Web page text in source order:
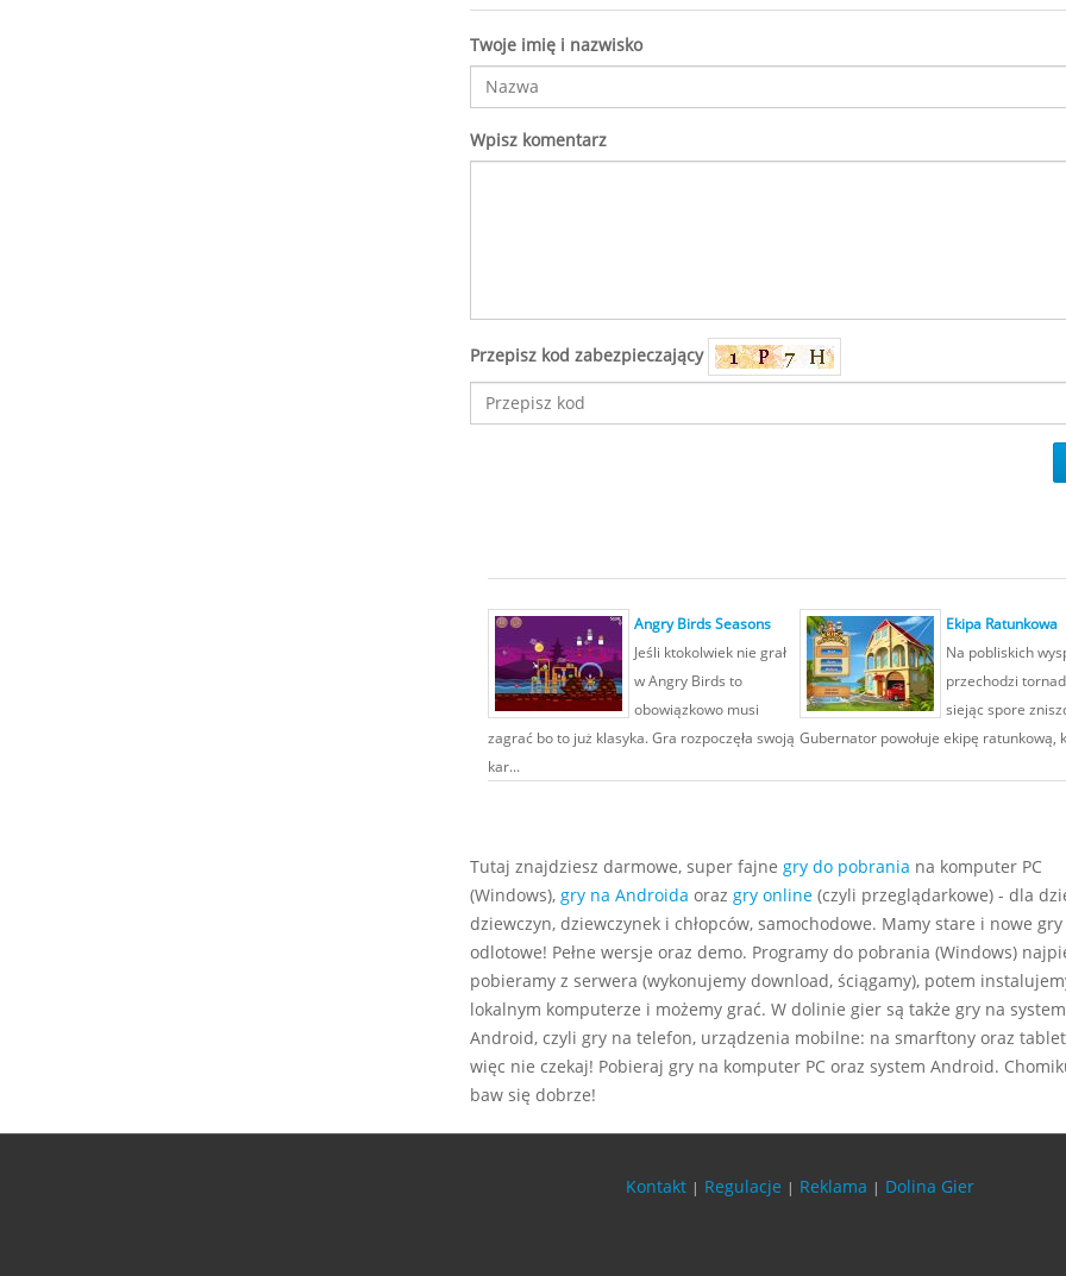
Twoje imię i nazwisko
Wpisz komentarz
Przepisz kod zabezpieczający
Angry Birds Seasons
Jeśli ktokolwiek nie grał
w Angry Birds to
obowiązkowo musi
zagrać bo to już klasyka. Gra rozpoczęła swoją
kar...
Ekipa Ratunkowa
Na pobliskich
przechodzi
siejąc spore
Gubernator powołuje ekipę ratunkową,
Tutaj znajdziesz darmowe, super fajne gry do pobrania na komputer PC
(Windows), gry na Androida oraz gry online(czyli przeglądarkowe) - dla
dziewczyn, dziewczynek i chłopców, samochodowe. Mamy stare i nowe gry
odlotowe! Pełne wersje oraz demo. Programy do pobrania (Windows)
pobieramy z serwera (wykonujemy download, ściągamy), potem
lokalnym komputerze i możemy grać. W dolinie gier są także gry na system
Android, czyli gry na telefon, urządzenia mobilne: na smarftony oraz
więc nie czekaj! Pobieraj gry na komputer PC oraz system Android.
baw się dobrze!
Kontakt | Regulacje | Reklama | Dolina Gier